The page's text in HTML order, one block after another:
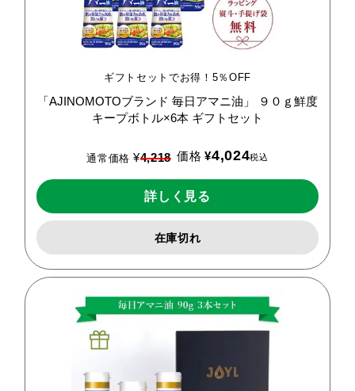
ギフトセットでお得！5％OFF
「AJINOMOTOブランド 毎日アマニ油」
９０ｇ鮮度
キープボトル×6本 ギフトセット
通常価格 ¥4,218 価格 ¥4,024税込
詳しく見る
在庫切れ